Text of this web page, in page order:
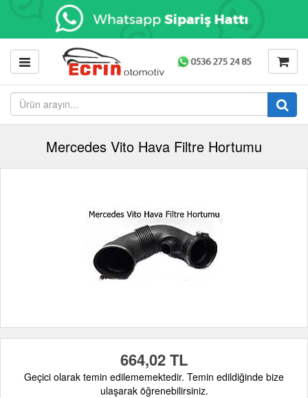
Mercedes Vito Hava Filtre Hortumu
664,02 TL
Geçici olarak temin edilememektedir. Temin edildiğinde bize
ulaşarak öğrenebilirsiniz.